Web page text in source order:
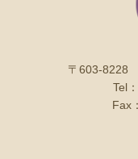
〒603-8228
Tel：
Fax：